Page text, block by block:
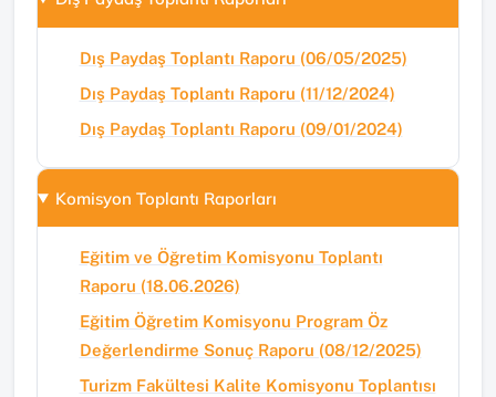
Dış Paydaş Toplantı Raporu (06/05/2025)
Dış Paydaş Toplantı Raporu (11/12/2024)
Dış Paydaş Toplantı Raporu (09/01/2024)
Komisyon Toplantı Raporları
Eğitim ve Öğretim Komisyonu Toplantı
Raporu (18.06.2026)
Eğitim Öğretim Komisyonu Program Öz
Değerlendirme Sonuç Raporu (08/12/2025)
Turizm Fakültesi Kalite Komisyonu Toplantısı